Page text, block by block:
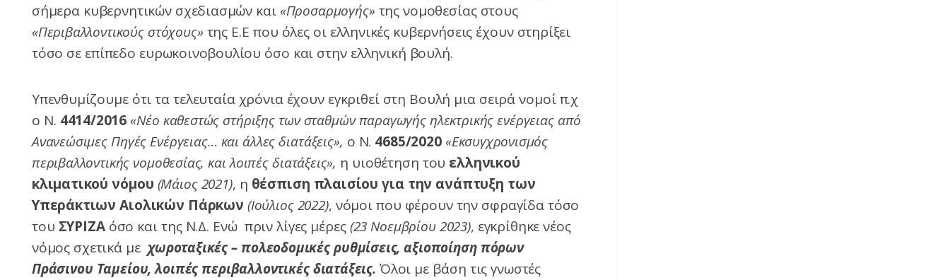
σήμερα κυβερνητικών σχεδιασμών και «Προσαρμογής» της νομοθεσίας στους
«Περιβαλλοντικούς στόχους» της Ε.Ε που όλες οι ελληνικές κυβερνήσεις έχουν στηρίξει
τόσο σε επίπεδο ευρωκοινοβουλίου όσο και στην ελληνική βουλή.
Υπενθυμίζουμε ότι τα τελευταία χρόνια έχουν εγκριθεί στη Βουλή μια σειρά νομοί π.χ
ο Ν. 4414/2016 «Νέο καθεστώς στήριξης των σταθμών παραγωγής ηλεκτρικής ενέργειας από
Ανανεώσιμες Πηγές Ενέργειας… και άλλες διατάξεις», ο Ν. 4685/2020 «Εκσυγχρονισμός
περιβαλλοντικής νομοθεσίας, και λοιπές διατάξεις», η υιοθέτηση του ελληνικού
κλιματικού νόμου (Μάιος 2021), η θέσπιση πλαισίου για την ανάπτυξη των
Υπεράκτιων Αιολικών Πάρκων(Ιούλιος 2022), νόμοι που φέρουν την σφραγίδα τόσο
του ΣΥΡΙΖΑόσο και της Ν.Δ. Ενώ πριν λίγες μέρες(23 Νοεμβρίου 2023), εγκρίθηκε νέος
νόμος σχετικά μεχωροταξικές – πολεοδομικές ρυθμίσεις, αξιοποίηση πόρων
Πράσινου Ταμείου, λοιπές περιβαλλοντικές διατάξεις.Όλοι με βάση τις γνωστές